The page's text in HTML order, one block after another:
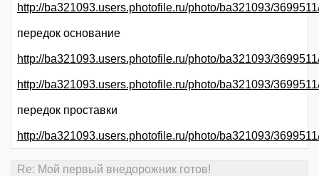
http://ba321093.users.photofile.ru/photo/ba321093/
передок основание
http://ba321093.users.photofile.ru/photo/ba321093/
http://ba321093.users.photofile.ru/photo/ba321093/
передок проставки
http://ba321093.users.photofile.ru/photo/ba321093/
Re: Мой первый внедорожник готов!